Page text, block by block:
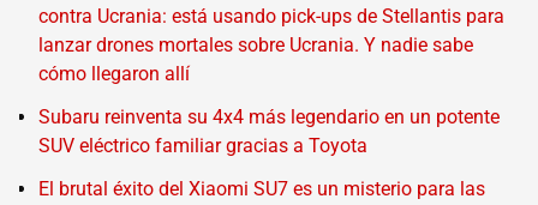
contra Ucrania: está usando pick-ups de Stellantis para
lanzar drones mortales sobre Ucrania. Y nadie sabe
cómo llegaron allí
Subaru reinventa su 4x4 más legendario en un potente
SUV eléctrico familiar gracias a Toyota
El brutal éxito del Xiaomi SU7 es un misterio para las